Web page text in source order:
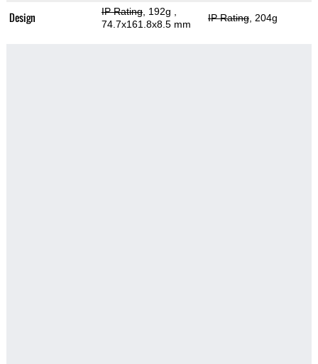
Design IP Rating, 192g
74.7x161.8x8.5 mm
IP Rating, 204g